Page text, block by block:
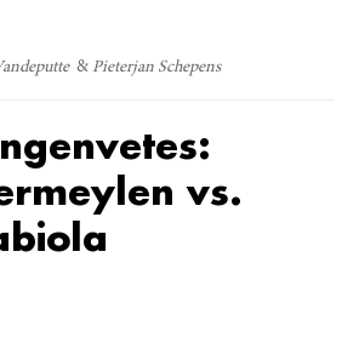
Pieterjan Schepens
vs.